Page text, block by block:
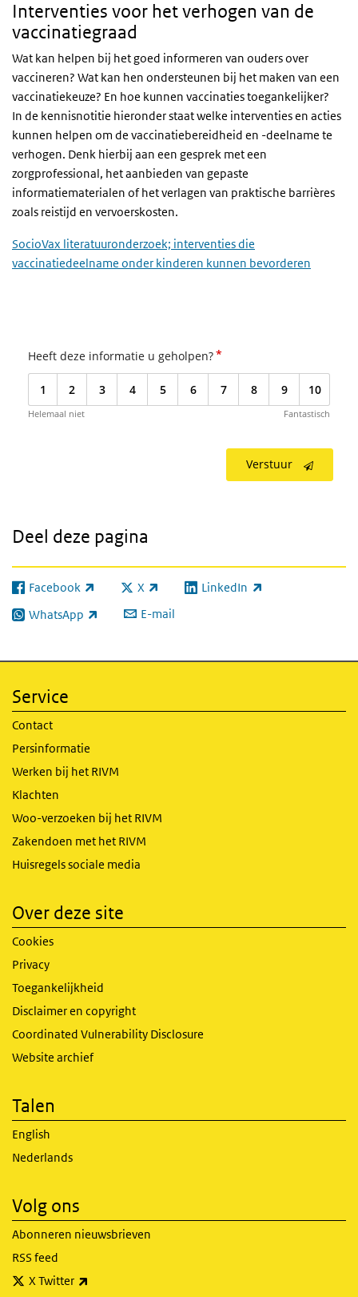
Interventies voor het verhogen van de
vaccinatiegraad
Wat kan helpen bij het goed informeren van ouders over
vaccineren? Wat kan hen ondersteunen bij het maken van een
vaccinatiekeuze? En hoe kunnen vaccinaties toegankelijker?
In de kennisnotitie hieronder staat welke interventies en acties
kunnen helpen om de vaccinatiebereidheid en -deelname te
verhogen. Denk hierbij aan een gesprek met een
zorgprofessional, het aanbieden van gepaste
informatiematerialen of het verlagen van praktische barrières
zoals reistijd en vervoerskosten.
SocioVax literatuuronderzoek; interventies die
vaccinatiedeelname onder kinderen kunnen bevorderen
Heeft deze informatie u geholpen?*
1 2 3 4 5 6 7 8 9 10
Helemaal niet Fantastisch
Verstuur
Deel deze pagina
Facebook
(externe link) X
(externe link) LinkedIn
(externe link)
WhatsApp
(externe link) E-mail
Service
Contact
Persinformatie
Werken bij het RIVM
Klachten
Woo-verzoeken bij het RIVM
Zakendoen met het RIVM
Huisregels sociale media
Over deze site
Cookies
Privacy
Toegankelijkheid
Disclaimer en copyright
Coordinated Vulnerability Disclosure
Website archief
Talen
English
Nederlands
Volg ons
Abonneren nieuwsbrieven
RSS feed
X Twitter